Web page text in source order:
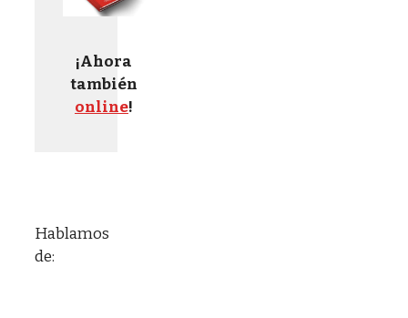
¡Ahora
también
online!
Hablamos
de: